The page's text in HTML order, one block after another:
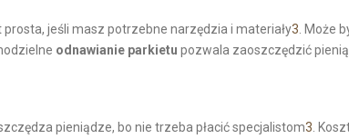
prosta, jeśli masz potrzebne narzędzia i materiały3. Może
odnawianie parkietu pozwala zaoszczędzić
pieniądze, bo nie trzeba płacić specjalistom3.